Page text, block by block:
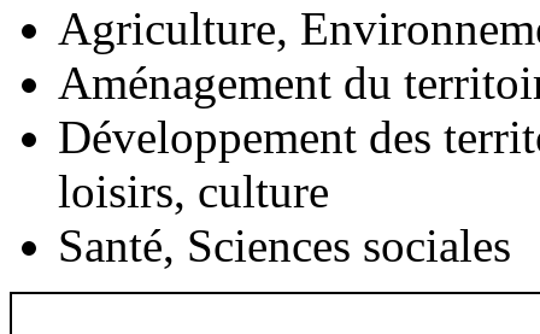
Agriculture,
Aménagement du
Développement des
loisirs, culture
Santé, Sciences sociales